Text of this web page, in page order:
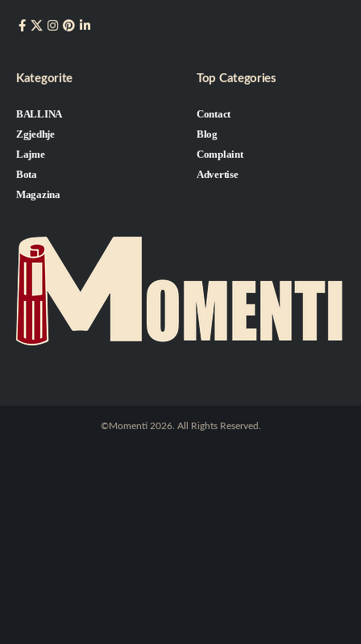
Kategorite
BALLINA
Zgjedhje
Lajme
Bota
Magazina
Top Categories
Contact
Blog
Complaint
Advertise
©Momenti 2026. All Rights Reserved.